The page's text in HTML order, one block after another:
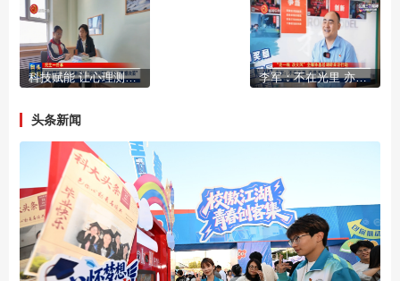
科技赋能 让心理测评从“经验判断”走向“数据决策” 李军：不在光里 亦是英雄
头条新闻